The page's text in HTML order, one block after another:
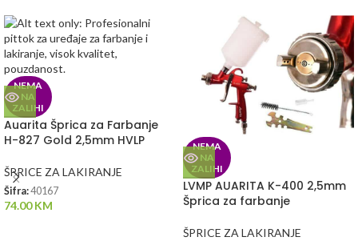
NEMA
NA
ZALIHI
Auarita Šprica za Farbanje
H-827 Gold 2,5mm HVLP
ŠPRICE ZA LAKIRANJE
Šifra:40167
74.00KM
NEMA
NA
ZALIHI
LVMP AUARITA K-400 2,5mm
Šprica za farbanje
ŠPRICE ZA LAKIRANJE